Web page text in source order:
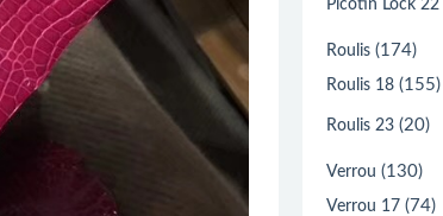
Picotin Lock 22
Roulis (174)
Roulis 18 (155)
Roulis 23 (20)
Verrou (130)
Verrou 17 (74)